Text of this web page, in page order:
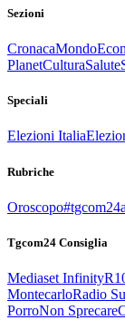
Sezioni
CronacaMondo
PlanetCulturaSalute
Speciali
Elezioni Italia
Rubriche
Oroscopo
Tgcom24 Consiglia
Mediaset Infinity
MontecarloRadio
PorroNon Sprecare